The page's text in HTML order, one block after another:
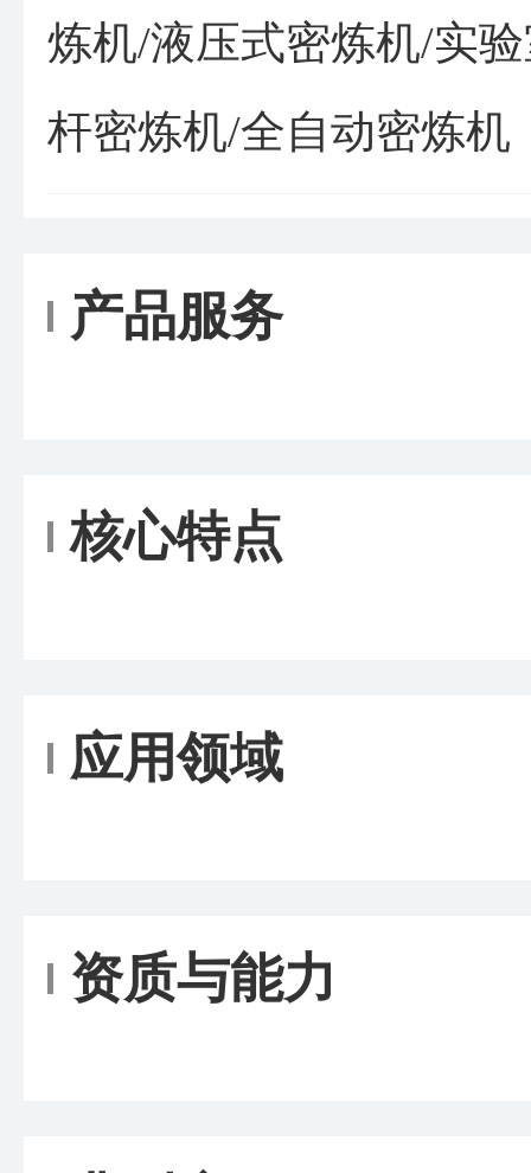
炼机/液压式密炼机/实
杆密炼机/全自动密炼机
产品服务
核心特点
应用领域
资质与能力